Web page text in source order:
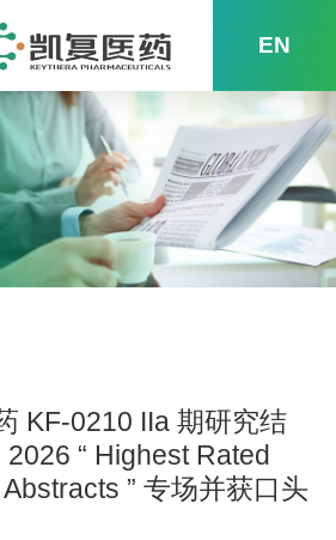
EN
KF-0210 IIa 期研究结
“ Highest Rated
” 专场并获口头